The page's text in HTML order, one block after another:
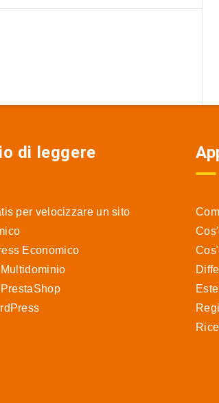
di leggere
per velocizzare un sito
Economico